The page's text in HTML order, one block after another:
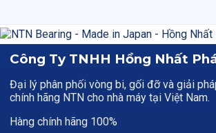
Công Ty TNHH Hồng Nhất
Đại lý phân phối vòng bi, gối đỡ và giải
chính hãng NTN cho nhà máy tại Việt Nam.
Hàng chính hãng 100%